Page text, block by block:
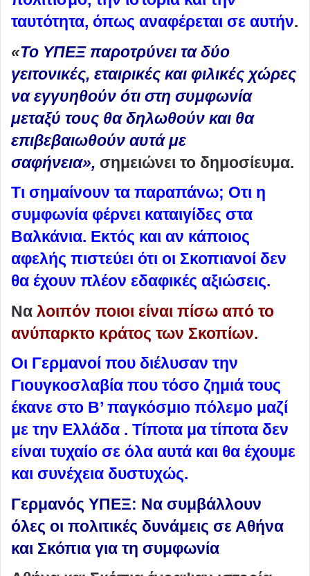
ταυτότητα, όπως αναφέρεται σε αυτήν.
«Το ΥΠΕΞ παροτρύνει τα δύο
γειτονικές, εταιρικές και φιλικές χώρες
να εγγυηθούν ότι στη συμφωνία
μεταξύ τους θα δηλωθούν και θα
επιβεβαιωθούν αυτά με
σαφήνεια», σημειώνει το δημοσίευμα.
Τι σημαίνουν τα παραπάνω; Οτι η
συμφωνία φέρνει καταιγίδες στα
Βαλκάνια. Εκτός και αν κάποιος
αφελής πιστεύει ότι οι Σκοπιανοί δεν
θα έχουν πλέον εδαφικές αξιώσεις.
Να λοιπόν ποιοι είναι πίσω από το
ανύπαρκτο κράτος των Σκοπίων.
Οι Γερμανοί που διέλυσαν την
Γιουγκοσλαβία που τόσο ζημιά τους
έκανε στο Β’ παγκόσμιο πόλεμο μαζί
με την Ελλάδα . Τίποτα μα τίποτα δεν
είναι τυχαίο σε όλα αυτά και θα έχουμε
και συνέχεια δυστυχώς.
Γερμανός ΥΠΕΞ: Να συμβάλλουν
όλες οι πολιτικές δυνάμεις σε Αθήνα
και Σκόπια για τη συμφωνία